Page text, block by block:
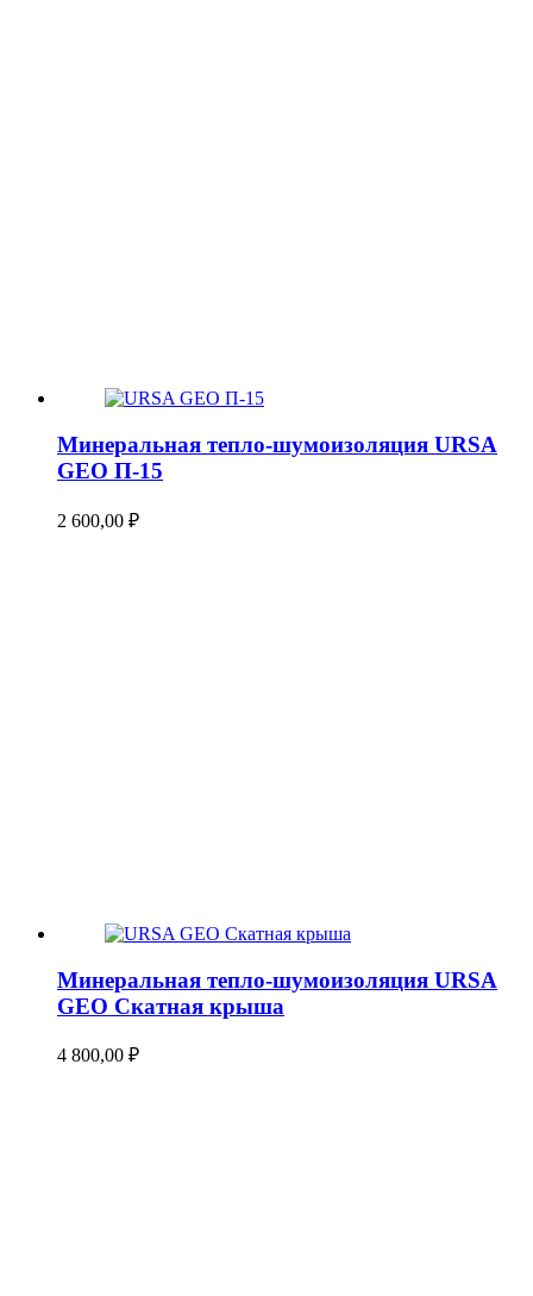
Минеральная тепло-шумоизоляция URSA
GEO П-15
2 600,00 ₽
Минеральная тепло-шумоизоляция URSA
GEO Скатная крыша
4 800,00 ₽